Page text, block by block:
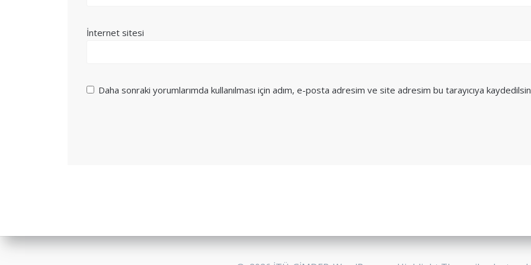
İnternet sitesi
Daha sonraki yorumlarımda kullanılması için adım, e-posta adresim ve site adresim bu tarayıcıya